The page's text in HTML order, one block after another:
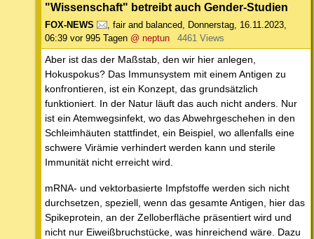
"Wissenschaft" betreibt auch Gender-Studien
FOX-NEWS , fair and balanced, Donnerstag, 16.11.2023,
06:39 vor 995 Tagen @ neptun 4461 Views
Aber ist das der Maßstab, den wir hier anlegen,
Hokuspokus? Das Immunsystem mit einem Antigen zu
konfrontieren, ist ein Konzept, das grundsätzlich
funktioniert. In der Natur läuft das auch nicht anders. Nur
ist ein Atemwegsinfekt, wo das Abwehrgeschehen in den
Schleimhäuten stattfindet, ein Beispiel, wo allenfalls eine
schwere Virämie verhindert werden kann und sterile
Immunität nicht erreicht wird.
mRNA- und vektorbasierte Impfstoffe werden sich nicht
durchsetzen, speziell, wenn das gesamte Antigen, hier das
Spikeprotein, an der Zelloberfläche präsentiert wird und
nicht nur Eiweißbruchstücke, was hinreichend wäre. Dazu